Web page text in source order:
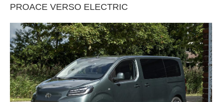
PROACE VERSO ELECTRIC